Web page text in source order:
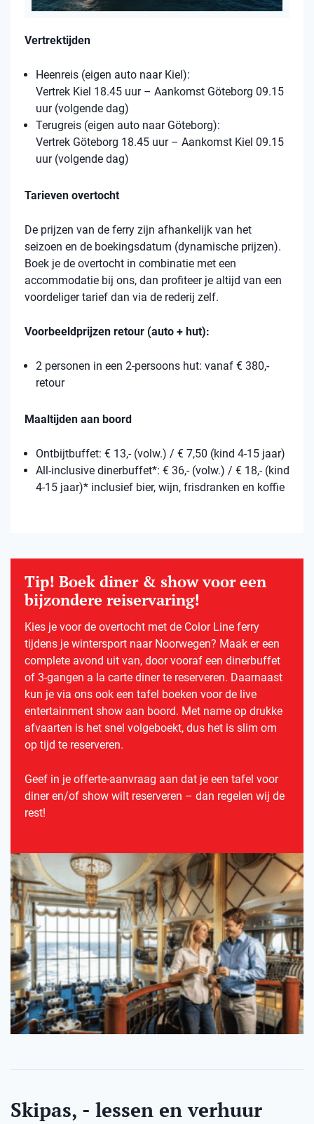
Vertrektijden
Heenreis (eigen auto naar Kiel):
Vertrek Kiel 18.45 uur – Aankomst Göteborg 09.15
uur (volgende dag)
Terugreis (eigen auto naar Göteborg):
Vertrek Göteborg 18.45 uur – Aankomst Kiel 09.15
uur (volgende dag)
Tarieven overtocht
De prijzen van de ferry zijn afhankelijk van het
seizoen en de boekingsdatum (dynamische prijzen).
Boek je de overtocht in combinatie met een
accommodatie bij ons, dan profiteer je altijd van een
voordeliger tarief dan via de rederij zelf.
Voorbeeldprijzen retour (auto + hut):
2 personen in een 2-persoons hut: vanaf € 380,-
retour
Maaltijden aan boord
Ontbijtbuffet: € 13,- (volw.) / € 7,50 (kind 4-15 jaar)
All-inclusive dinerbuffet*: € 36,- (volw.) / € 18,- (kind
4-15 jaar)* inclusief bier, wijn, frisdranken en koffie
Tip! Boek diner & show voor een
bijzondere reiservaring!
Kies je voor de overtocht met de Color Line ferry
tijdens je wintersport naar Noorwegen? Maak er een
complete avond uit van, door vooraf een dinerbuffet
of 3-gangen a la carte diner te reserveren. Daarnaast
kun je via ons ook een tafel boeken voor de live
entertainment show aan boord. Met name op drukke
afvaarten is het snel volgeboekt, dus het is slim om
op tijd te reserveren.
Geef in je offerte-aanvraag aan dat je een tafel voor
diner en/of show wilt reserveren – dan regelen wij de
rest!
Skipas, - lessen en verhuur